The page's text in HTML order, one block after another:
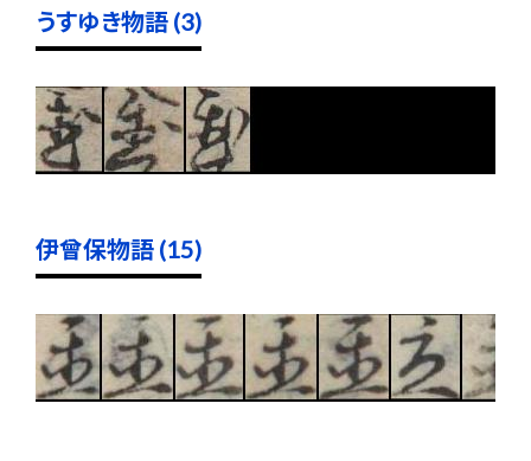
うすゆき物語 (3)
伊曾保物語 (15)